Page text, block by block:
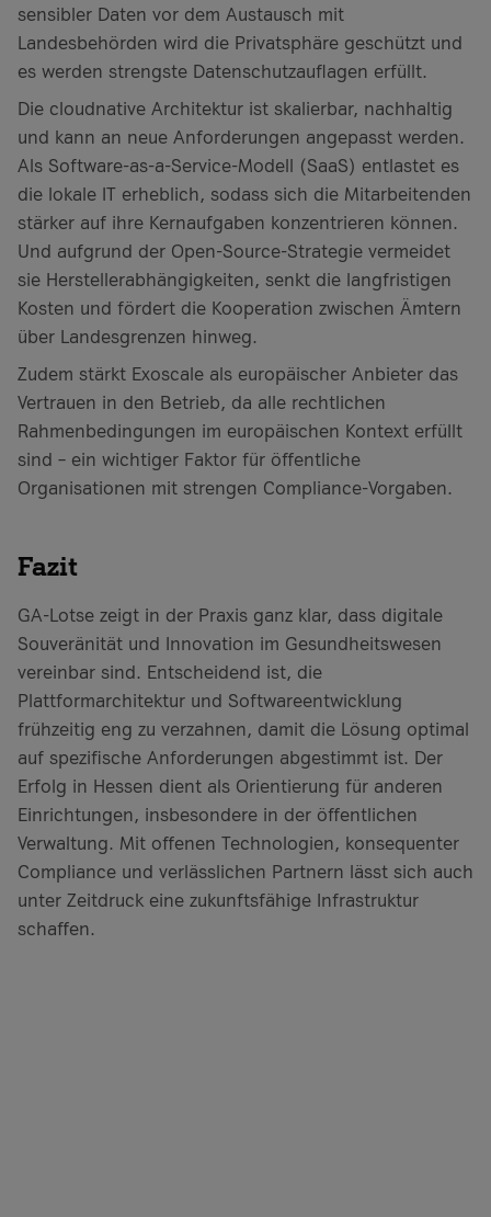
sensibler Daten vor dem Austausch mit
Landesbehörden wird die Privatsphäre geschützt und
es werden strengste Datenschutzauflagen erfüllt.
Die cloudnative Architektur ist skalierbar, nachhaltig
und kann an neue Anforderungen angepasst werden.
Als Software-as-a-Service-Modell (SaaS) entlastet es
die lokale IT erheblich, sodass sich die Mitarbeitenden
stärker auf ihre Kernaufgaben konzentrieren können.
Und aufgrund der Open-Source-Strategie vermeidet
sie Herstellerabhängigkeiten, senkt die langfristigen
Kosten und fördert die Kooperation zwischen Ämtern
über Landesgrenzen hinweg.
Zudem stärkt Exoscale als europäischer Anbieter das
Vertrauen in den Betrieb, da alle rechtlichen
Rahmenbedingungen im europäischen Kontext erfüllt
sind – ein wichtiger Faktor für öffentliche
Organisationen mit strengen Compliance-Vorgaben.
Fazit
GA-Lotse zeigt in der Praxis ganz klar, dass digitale
Souveränität und Innovation im Gesundheitswesen
vereinbar sind. Entscheidend ist, die
Plattformarchitektur und Softwareentwicklung
frühzeitig eng zu verzahnen, damit die Lösung optimal
auf spezifische Anforderungen abgestimmt ist. Der
Erfolg in Hessen dient als Orientierung für anderen
Einrichtungen, insbesondere in der öffentlichen
Verwaltung. Mit offenen Technologien, konsequenter
Compliance und verlässlichen Partnern lässt sich auch
unter Zeitdruck eine zukunftsfähige Infrastruktur
schaffen.